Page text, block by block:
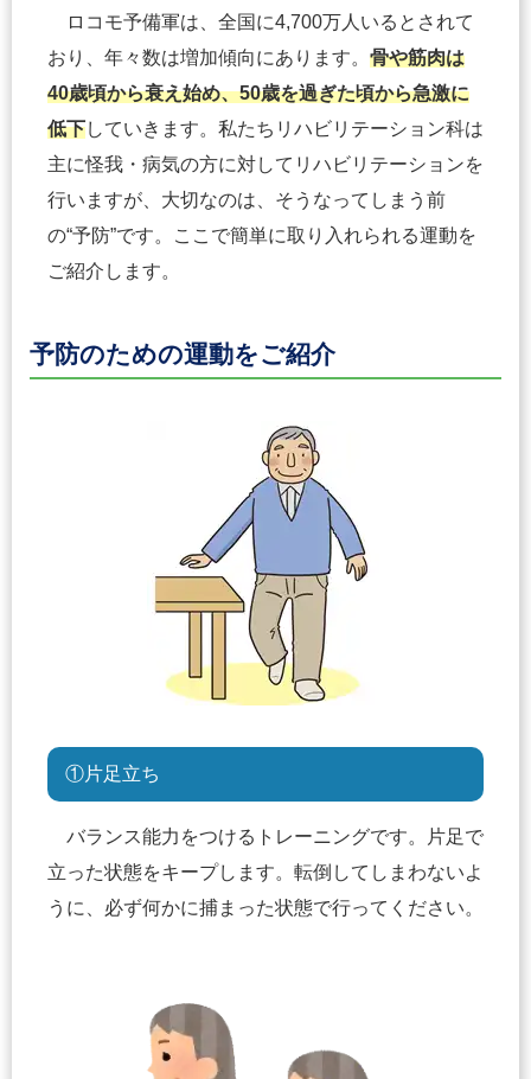
ロコモ予備軍は、全国に4,700万人いるとされて
おり、年々数は増加傾向にあります。 骨や筋肉は
40歳頃から衰え始め、50歳を過ぎた頃から急激に
低下していきます。私たちリハビリテーション科は
主に怪我・病気の方に対してリハビリテーションを
行いますが、大切なのは、そうなってしまう前
の“予防”です。ここで簡単に取り入れられる運動を
ご紹介します。
予防のための運動をご紹介
①片足立ち
バランス能力をつけるトレーニングです。片足で
立った状態をキープします。転倒してしまわないよ
うに、必ず何かに捕まった状態で行ってください。